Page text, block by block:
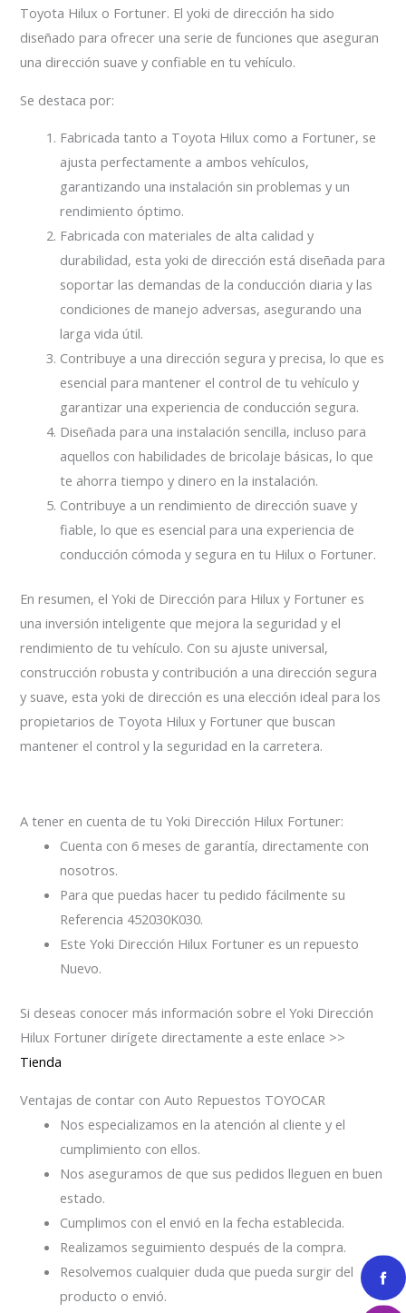
Toyota Hilux o Fortuner. El yoki de dirección ha sido
diseñado para ofrecer una serie de funciones que aseguran
una dirección suave y confiable en tu vehículo.
Se destaca por:
Fabricada tanto a Toyota Hilux como a Fortuner, se
ajusta perfectamente a ambos vehículos,
garantizando una instalación sin problemas y un
rendimiento óptimo.
Fabricada con materiales de alta calidad y
durabilidad, esta yoki de dirección está diseñada para
soportar las demandas de la conducción diaria y las
condiciones de manejo adversas, asegurando una
larga vida útil.
Contribuye a una dirección segura y precisa, lo que es
esencial para mantener el control de tu vehículo y
garantizar una experiencia de conducción segura.
Diseñada para una instalación sencilla, incluso para
aquellos con habilidades de bricolaje básicas, lo que
te ahorra tiempo y dinero en la instalación.
Contribuye a un rendimiento de dirección suave y
fiable, lo que es esencial para una experiencia de
conducción cómoda y segura en tu Hilux o Fortuner.
En resumen, el Yoki de Dirección para Hilux y Fortuner es
una inversión inteligente que mejora la seguridad y el
rendimiento de tu vehículo. Con su ajuste universal,
construcción robusta y contribución a una dirección segura
y suave, esta yoki de dirección es una elección ideal para los
propietarios de Toyota Hilux y Fortuner que buscan
mantener el control y la seguridad en la carretera.
A tener en cuenta de tu Yoki Dirección Hilux Fortuner:
Cuenta con 6 meses de garantía, directamente con
nosotros.
Para que puedas hacer tu pedido fácilmente su
Referencia 452030K030.
Este Yoki Dirección Hilux Fortuner es un repuesto
Nuevo.
Si deseas conocer más información sobre el Yoki Dirección
Hilux Fortuner dirígete directamente a este enlace >>
Tienda
Ventajas de contar con Auto Repuestos TOYOCAR
Nos especializamos en la atención al cliente y el
cumplimiento con ellos.
Nos aseguramos de que sus pedidos lleguen en buen
estado.
Cumplimos con el envió en la fecha establecida.
Realizamos seguimiento después de la compra.
Resolvemos cualquier duda que pueda surgir del
producto o envió.